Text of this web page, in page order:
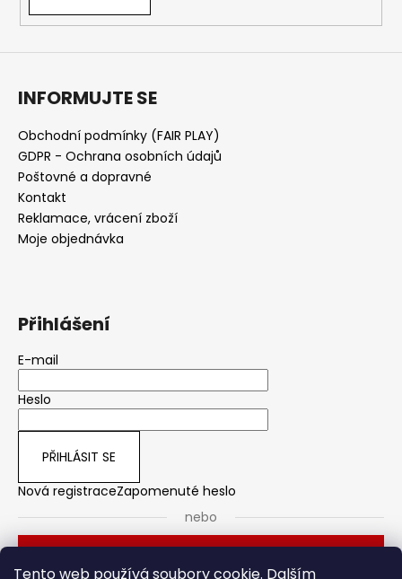
Tento web používá soubory cookie. Dalším
INFORMUJTE SE
Obchodní podmínky (FAIR PLAY)
GDPR - Ochrana osobních údajů
Poštovné a dopravné
Kontakt
Reklamace, vrácení zboží
Moje objednávka
Přihlášení
E-mail
Heslo
PŘIHLÁSIT SE
Nová registraceZapomenuté heslo
nebo